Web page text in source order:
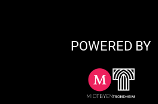
POWERED BY